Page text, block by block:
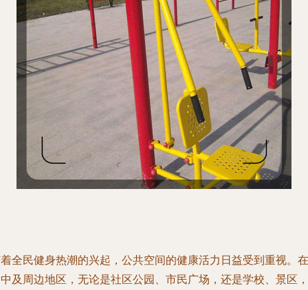
全民健身热潮的兴起，公共空间的健康活力日益受到重视。在
及周边地区，无论是社区公园、市民广场，还是学校、景区，